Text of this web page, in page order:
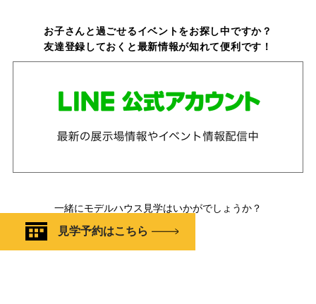
お子さんと過ごせるイベントをお探し中ですか？
友達登録しておくと最新情報が知れて便利です！
一緒にモデルハウス見学はいかがでしょうか？
見学予約はこちら